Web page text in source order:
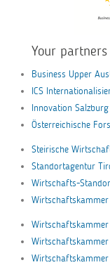
Your
Business Upper
ICS
Innovation Salzburg
Österreichische
Steirische
Standortagentur
Wirtschafts-
Wirtschaftskammer
Wirtschaftskammer